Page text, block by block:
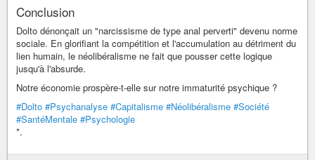
Conclusion
Dolto dénonçait un "narcissisme de type anal perverti" devenu norme
sociale. En glorifiant la compétition et l'accumulation au détriment du
lien humain, le néolibéralisme ne fait que pousser cette logique
jusqu'à l'absurde.
Notre économie prospère-t-elle sur notre immaturité psychique ?
#Dolto #Psychanalyse #Capitalisme #Néolibéralisme #Société
#SantéMentale #Psychologie
*.